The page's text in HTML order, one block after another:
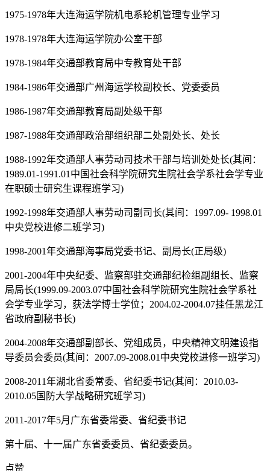
1975-1978年大连海运学院机电系轮机管理专业学习
1978-1978年大连海运学院办公室干部
1978-1984年交通部教育局中专教育处干部
1984-1986年交通部广州海运学校副校长、党委委员
1986-1987年交通部教育局副处级干部
1987-1988年交通部政治部组织部二处副处长、处长
1988-1992年交通部人事劳动司技术干部与培训处处长(其间：
1989.01-1991.01中国社会科学院研究生院社会学系社会学专业
在职硕士研究生课程班学习)
1992-1998年交通部人事劳动司副司长(其间：1997.09- 1998.01
中央党校进修二班学习)
1998-2001年交通部海事局党委书记、副局长(正局级)
2001-2004年中央纪委、监察部驻交通部纪检组副组长、监察
局局长(1999.09-2003.07中国社会科学院研究生院社会学系社
会学专业学习，获法学博士学位；2004.02-2004.07挂任黑龙江
省政府副秘书长)
2004-2008年交通部副部长、党组成员，中央精神文明建设指
导委员会委员(其间：2007.09-2008.01中央党校进修一班学习)
2008-2011年湖北省委常委、省纪委书记(其间：2010.03-
2010.05国防大学战略研究班学习)
2011-2017年5月广东省委常委、省纪委书记
第十届、十一届广东省委委员、省纪委委员。
点赞